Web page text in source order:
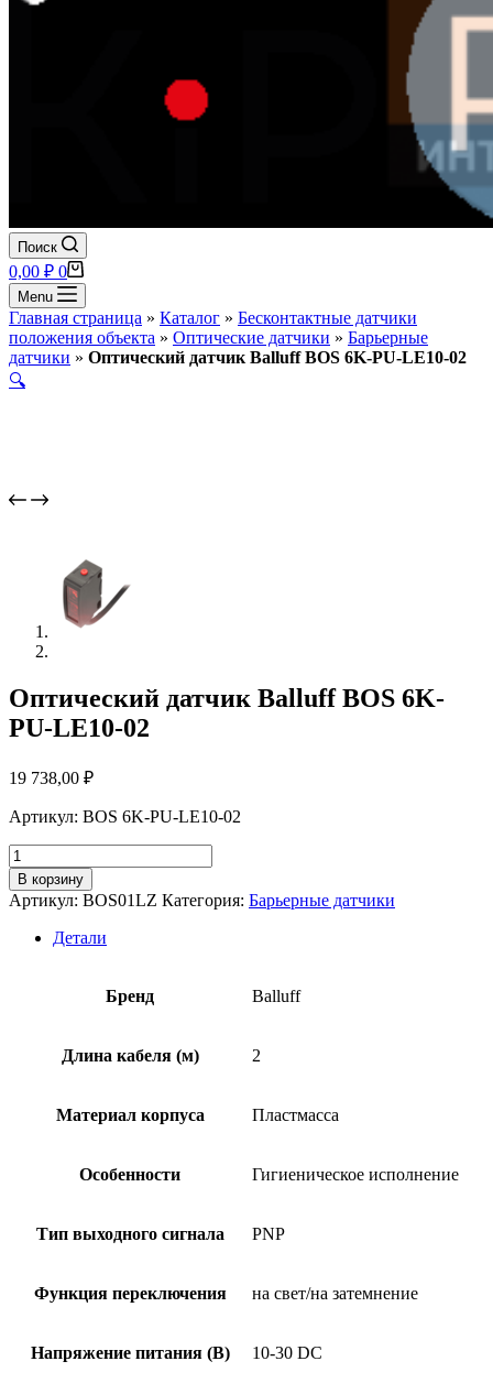
Поиск
Корзина
0,00 ₽ 0
Menu
Главная страница » Каталог » Бесконтактные датчики
положения объекта » Оптические датчики » Барьерные
датчики » Оптический датчик Balluff BOS 6K-PU-LE10-02
🔍
Оптический датчик Balluff BOS 6K-
PU-LE10-02
19 738,00 ₽
Артикул: BOS 6K-PU-LE10-02
Количество
товара
Оптический
датчик
Balluff
В корзину
Артикул: BOS01LZ Категория: Барьерные датчики
Детали
Бренд Balluff
Длина кабеля (м) 2
Материал корпуса Пластмасса
Особенности Гигиеническое исполнение
Тип выходного сигнала PNP
Функция переключения на свет/на затемнение
Напряжение питания (В) 10-30 DC